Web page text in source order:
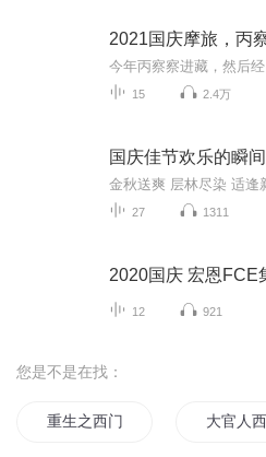
2021国庆摩旅，丙
15 2.4万
国庆佳节欢乐的瞬间
27 1311
2020国庆 宏恩FCE
12 921
您是不是在找：
重生之西门庆 大官人西